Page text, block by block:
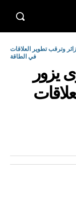
وترقب تطوير العلاقات
في الطاقة
يزور